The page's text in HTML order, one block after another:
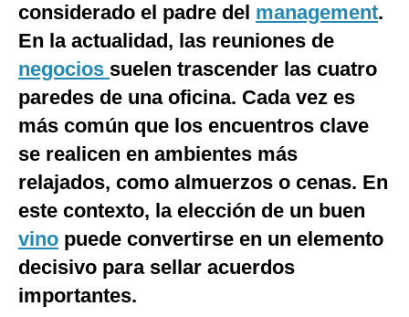
G de Gestión
Notas Contratadas
Gestión TV
Videos
Fotogalerías
gestion.pe
¿quiénes
considerado el padre del management.
En la actualidad, las reuniones de
negocios suelen trascender las cuatro
paredes de una oficina. Cada vez es
más común que los encuentros clave
se realicen en ambientes más
relajados, como almuerzos o cenas. En
este contexto, la elección de un buen
vino puede convertirse en un elemento
decisivo para sellar acuerdos
importantes.